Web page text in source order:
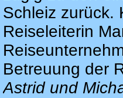
Schleiz zurück.
Reiseleiterin
Betreuung der
Astrid und